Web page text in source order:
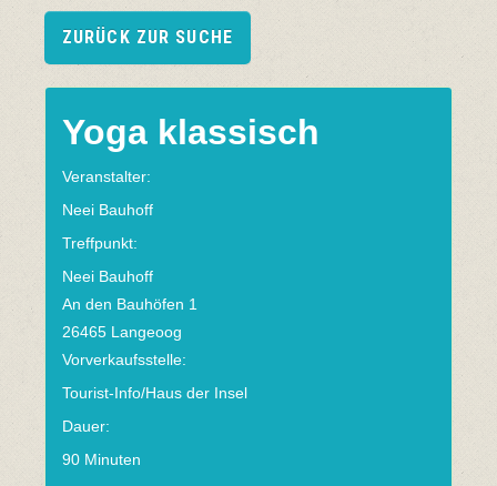
ZURÜCK ZUR SUCHE
Yoga klassisch
Veranstalter:
Neei Bauhoff
Treffpunkt:
Neei Bauhoff
An den Bauhöfen 1
26465 Langeoog
Vorverkaufsstelle:
Tourist-Info/Haus der Insel
Dauer:
90 Minuten